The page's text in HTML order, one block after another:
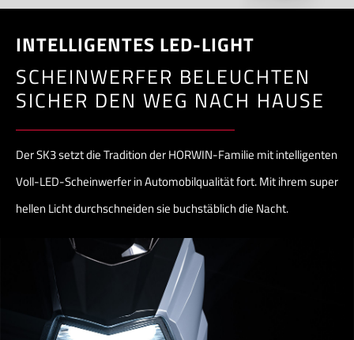
INTELLIGENTES LED-LIGHT
SCHEINWERFER BELEUCHTEN
SICHER DEN WEG NACH HAUSE
Der SK3 setzt die Tradition der HORWIN-Familie mit intelligenten
Voll-LED-Scheinwerfer in Automobilqualität fort. Mit ihrem super
hellen Licht durchschneiden sie buchstäblich die Nacht.